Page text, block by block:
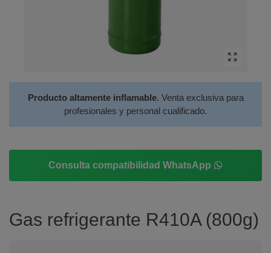
Producto altamente inflamable. Venta exclusiva para
profesionales y personal cualificado.
Consulta compatibilidad WhatsApp
Gas refrigerante R410A (800g)